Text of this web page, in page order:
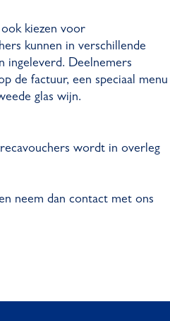
kiezen voor
kunnen in verschillende
ingeleverd. Deelnemers
de factuur, een speciaal menu
glas wijn.
wordt in overleg
neem dan contact met ons